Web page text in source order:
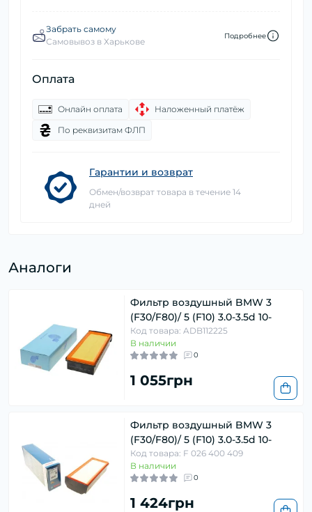
Забрать самому
Самовывоз в Харькове
Подробнее
Оплата
Онлайн оплата
Наложенный платёж
По реквизитам ФЛП
Гарантии и возврат
Обмен/возврат товара в течение 14
дней
Аналоги
Фильтр воздушный BMW 3
(F30/F80)/ 5 (F10) 3.0-3.5d 10-
Код товара: ADB112225
В наличии
0
1 055грн
Фильтр воздушный BMW 3
(F30/F80)/ 5 (F10) 3.0-3.5d 10-
Код товара: F 026 400 409
В наличии
0
1 424грн